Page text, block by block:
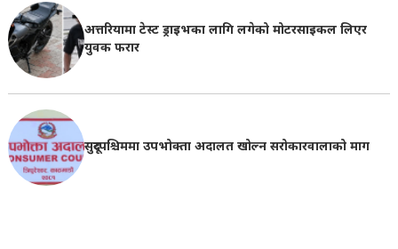
अत्तरियामा टेस्ट ड्राइभका लागि लगेको मोटरसाइकल लिएर
युवक फरार
सुदूरपश्चिममा उपभोक्ता अदालत खोल्न सरोकारवालाको माग